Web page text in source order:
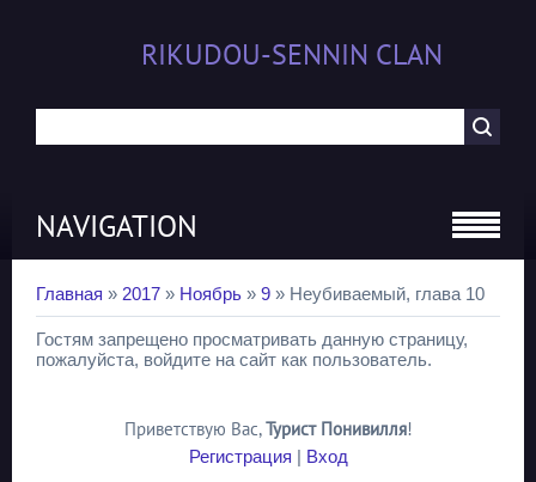
RIKUDOU-SENNIN CLAN
NAVIGATION
Главная » 2017 » Ноябрь » 9 » Неубиваемый, глава 10
Гостям запрещено просматривать данную страницу,
пожалуйста, войдите на сайт как пользователь.
Приветствую Вас,Турист Понивилля!
Регистрация | Вход